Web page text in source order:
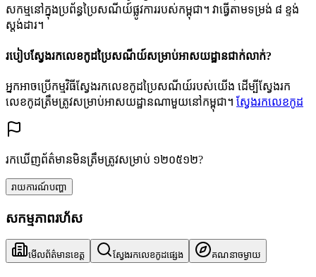
សកម្មនៅក្នុងប្រព័ន្ធប្រៃសណីយ៍ផ្លូវការរបស់កម្ពុជា។ វាធ្វើតាមទម្រង់ ៨ ខ្ទង់
ស្តង់ដារ។
របៀបស្វែងរកលេខកូដប្រៃសណីយ៍សម្រាប់អាសយដ្ឋានជាក់លាក់?
អ្នកអាចប្រើកម្មវិធីស្វែងរកលេខកូដប្រៃសណីយ៍របស់យើង ដើម្បីស្វែងរក
លេខកូដត្រឹមត្រូវសម្រាប់អាសយដ្ឋានណាមួយនៅកម្ពុជា។ ស្វែងរកលេខកូដ
រកឃើញព័ត៌មានមិនត្រឹមត្រូវសម្រាប់ ១២០៥១២?
រាយការណ៍បញ្ហា
សកម្មភាពរហ័ស
មើលព័ត៌មានខេត្ត ស្វែងរកលេខកូដផ្សេង គណនាចម្ងាយ